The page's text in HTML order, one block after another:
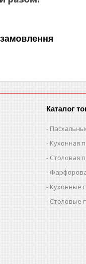
Каталог
Кухонная
Столовая
Кухонные
Столовые